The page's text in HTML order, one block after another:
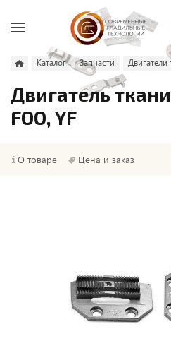
Каталог Запчасти Двигатели
Двигатель
FOO, YF
О товаре Цена и заказ